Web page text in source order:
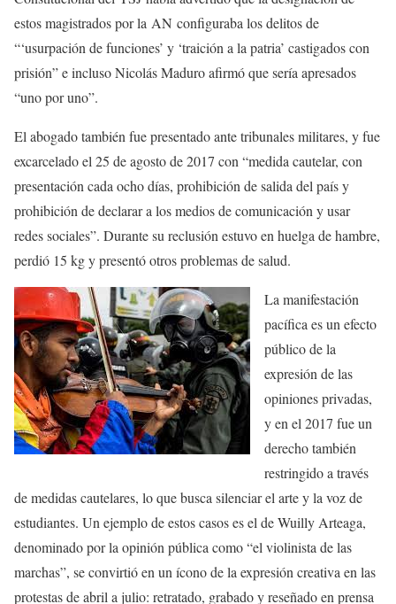
estos magistrados por la AN configuraba los delitos de
“‘usurpación de funciones’ y ‘traición a la patria’ castigados con
prisión” e incluso Nicolás Maduro afirmó que sería apresados
“uno por uno”.
El abogado también fue presentado ante tribunales militares, y fue
excarcelado el 25 de agosto de 2017 con “medida cautelar, con
presentación cada ocho días, prohibición de salida del país y
prohibición de declarar a los medios de comunicación y usar
redes sociales”. Durante su reclusión estuvo en huelga de hambre,
perdió 15 kg y presentó otros problemas de salud.
La manifestación
pacífica es un efecto
público de la
expresión de las
opiniones privadas,
y en el 2017 fue un
derecho también
restringido a través
de medidas cautelares, lo que busca silenciar el arte y la voz de
estudiantes. Un ejemplo de estos casos es el de Wuilly Arteaga,
denominado por la opinión pública como “el violinista de las
marchas”, se convirtió en un ícono de la expresión creativa en las
protestas de abril a julio: retratado, grabado y reseñado en prensa